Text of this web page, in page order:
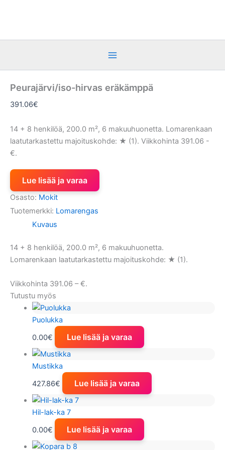
Peurajärvi/iso-hirvas eräkämppä
391.06€
14 + 8 henkilöä, 200.0 m², 6 makuuhuonetta. Lomarenkaan
laatutarkastettu majoituskohde: ★ (1). Viikkohinta 391.06 -
€.
Lue lisää ja varaa
Osasto: Mokit
Tuotemerkki: Lomarengas
Kuvaus
14 + 8 henkilöä, 200.0 m², 6 makuuhuonetta.
Lomarenkaan laatutarkastettu majoituskohde: ★ (1).
Viikkohinta 391.06 – €.
Tutustu myös
Puolukka
0.00€ Lue lisää ja varaa
Mustikka
427.86€ Lue lisää ja varaa
Hil-lak-ka 7
0.00€ Lue lisää ja varaa